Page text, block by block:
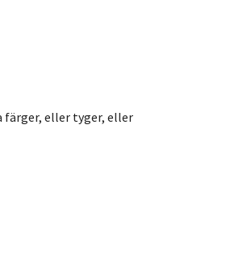
färger, eller tyger, eller